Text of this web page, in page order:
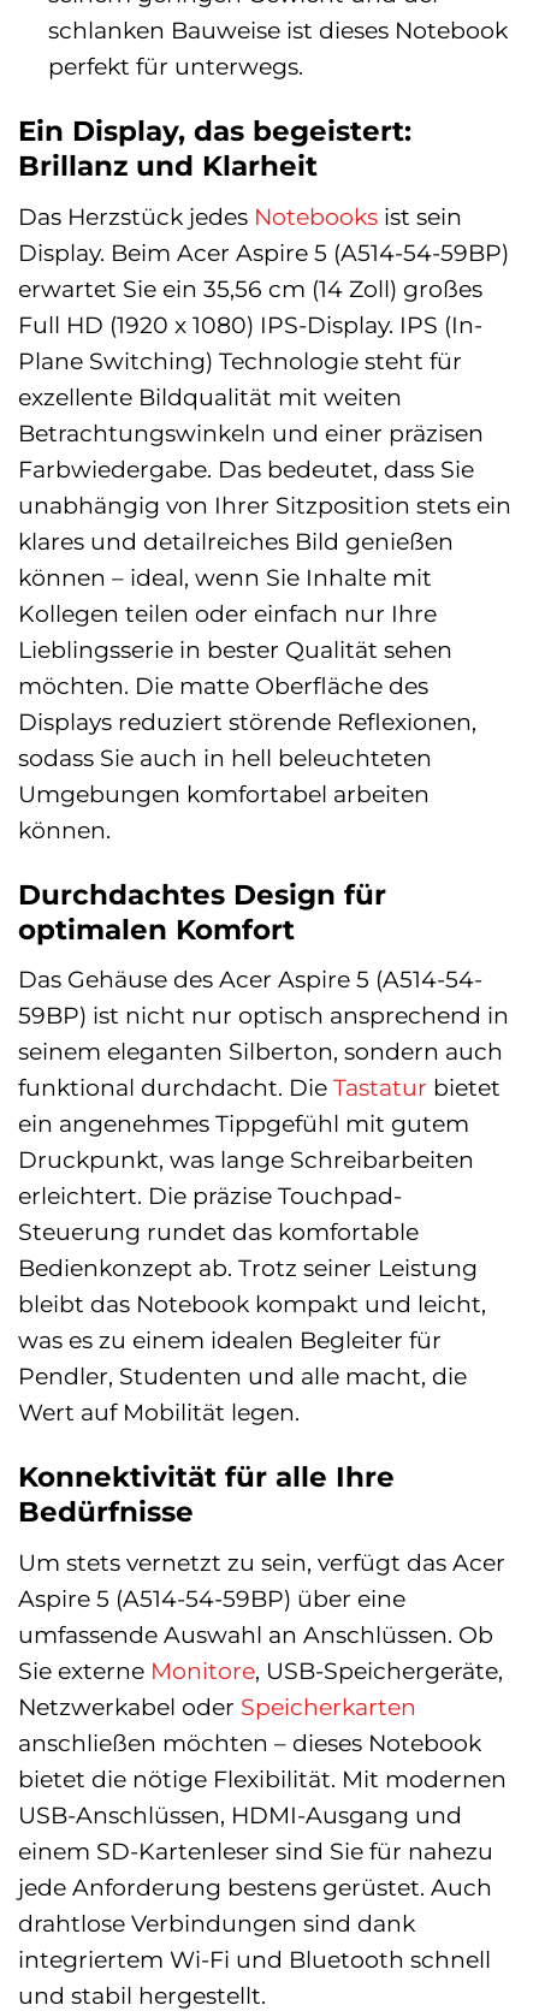
schlanken Bauweise ist dieses Notebook
perfekt für unterwegs.
Ein Display, das begeistert:
Brillanz und Klarheit
Das Herzstück jedes Notebooks ist sein
Display. Beim Acer Aspire 5 (A514-54-59BP)
erwartet Sie ein 35,56 cm (14 Zoll) großes
Full HD (1920 x 1080) IPS-Display. IPS (In-
Plane Switching) Technologie steht für
exzellente Bildqualität mit weiten
Betrachtungswinkeln und einer präzisen
Farbwiedergabe. Das bedeutet, dass Sie
unabhängig von Ihrer Sitzposition stets ein
klares und detailreiches Bild genießen
können – ideal, wenn Sie Inhalte mit
Kollegen teilen oder einfach nur Ihre
Lieblingsserie in bester Qualität sehen
möchten. Die matte Oberfläche des
Displays reduziert störende Reflexionen,
sodass Sie auch in hell beleuchteten
Umgebungen komfortabel arbeiten
können.
Durchdachtes Design für
optimalen Komfort
Das Gehäuse des Acer Aspire 5 (A514-54-
59BP) ist nicht nur optisch ansprechend in
seinem eleganten Silberton, sondern auch
funktional durchdacht. Die Tastatur bietet
ein angenehmes Tippgefühl mit gutem
Druckpunkt, was lange Schreibarbeiten
erleichtert. Die präzise Touchpad-
Steuerung rundet das komfortable
Bedienkonzept ab. Trotz seiner Leistung
bleibt das Notebook kompakt und leicht,
was es zu einem idealen Begleiter für
Pendler, Studenten und alle macht, die
Wert auf Mobilität legen.
Konnektivität für alle Ihre
Bedürfnisse
Um stets vernetzt zu sein, verfügt das Acer
Aspire 5 (A514-54-59BP) über eine
umfassende Auswahl an Anschlüssen. Ob
Sie externe Monitore, USB-Speichergeräte,
Netzwerkabel oder Speicherkarten
anschließen möchten – dieses Notebook
bietet die nötige Flexibilität. Mit modernen
USB-Anschlüssen, HDMI-Ausgang und
einem SD-Kartenleser sind Sie für nahezu
jede Anforderung bestens gerüstet. Auch
drahtlose Verbindungen sind dank
integriertem Wi-Fi und Bluetooth schnell
und stabil hergestellt.